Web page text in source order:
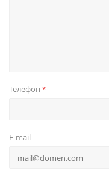
Телефон *
E-mail